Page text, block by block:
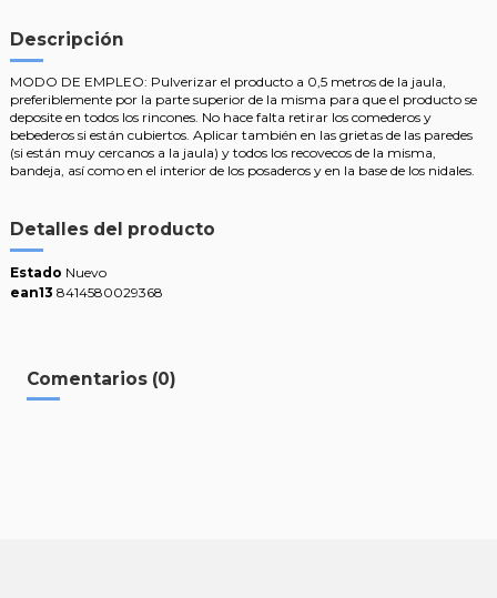
Descripción
MODO DE EMPLEO: Pulverizar el producto a 0,5 metros de la jaula,
preferiblemente por la parte superior de la misma para que el producto se
deposite en todos los rincones. No hace falta retirar los comederos y
bebederos si están cubiertos. Aplicar también en las grietas de las paredes
(si están muy cercanos a la jaula) y todos los recovecos de la misma,
bandeja, así como en el interior de los posaderos y en la base de los nidales.
Detalles del producto
Estado Nuevo
ean13 8414580029368
Comentarios (0)